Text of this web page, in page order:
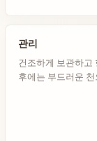
관리
건조하게 보관하고
후에는 부드러운